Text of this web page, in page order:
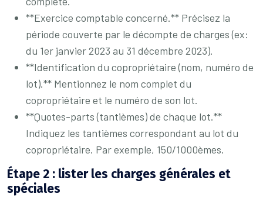
**Exercice comptable concerné.** Précisez la
période couverte par le décompte de charges (ex:
du 1er janvier 2023 au 31 décembre 2023).
**Identification du copropriétaire (nom, numéro de
lot).** Mentionnez le nom complet du
copropriétaire et le numéro de son lot.
**Quotes-parts (tantièmes) de chaque lot.**
Indiquez les tantièmes correspondant au lot du
copropriétaire. Par exemple, 150/1000èmes.
Étape 2 : lister les charges générales et
spéciales